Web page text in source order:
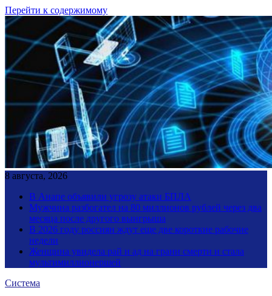
Перейти к содержимому
8 августа, 2026
В Анапе объявили угрозу атаки БПЛА
Мужчина разбогател на 80 миллионов рублей через два
месяца после другого выигрыша
В 2026 году россиян ждут еще две короткие рабочие
недели
Женщина увидела рай и ад на грани смерти и стала
мультимиллионершей
Система